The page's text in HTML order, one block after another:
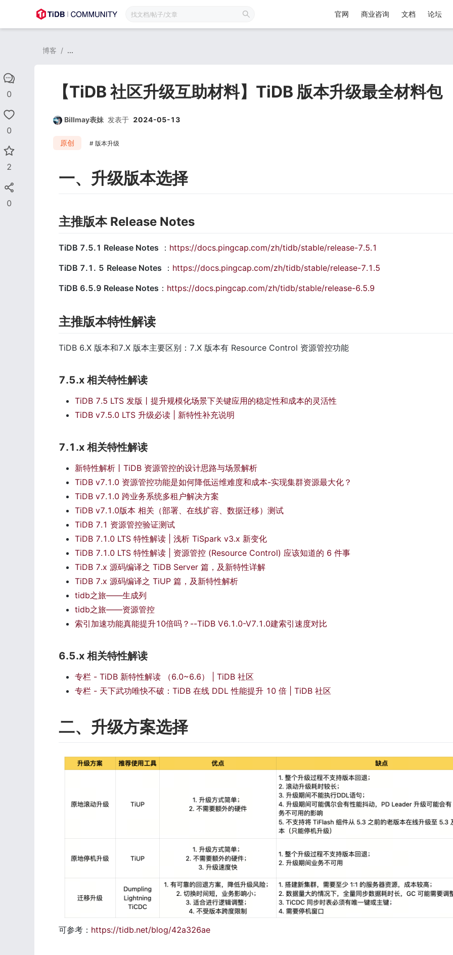
官网 商业咨询 文档 论坛
0
0
2
0
博客 / ...
【TiDB 社区升级互助材料】TiDB 版本升级最全材料包
Billmay表妹 发表于 2024-05-13
原创 版本升级
一、升级版本选择
主推版本 Release Notes
TiDB 7.5.1 Release Notes ： https://docs.pingcap.com/zh/tidb/stable/release-7.5.1
TiDB 7.1. 5 Release Notes ： https://docs.pingcap.com/zh/tidb/stable/release-7.1.5
TiDB 6.5.9 Release Notes ： https://docs.pingcap.com/zh/tidb/stable/release-6.5.9
主推版本特性解读
TiDB 6.X 版本和7.X 版本主要区别：7.X 版本有 Resource Control 资源管控功能
7.5.x 相关特性解读
TiDB 7.5 LTS 发版丨提升规模化场景下关键应用的稳定性和成本的灵活性
TiDB v7.5.0 LTS 升级必读 | 新特性补充说明
7.1.x 相关特性解读
新特性解析丨TiDB 资源管控的设计思路与场景解析
TiDB v7.1.0 资源管控功能是如何降低运维难度和成本-实现集群资源最大化？
TiDB v7.1.0 跨业务系统多租户解决方案
TiDB v7.1.0版本 相关（部署、在线扩容、数据迁移）测试
TiDB 7.1 资源管控验证测试
TiDB 7.1.0 LTS 特性解读 | 浅析 TiSpark v3.x 新变化
TiDB 7.1.0 LTS 特性解读 | 资源管控 (Resource Control) 应该知道的 6 件事
TiDB 7.x 源码编译之 TiDB Server 篇，及新特性详解
TiDB 7.x 源码编译之 TiUP 篇，及新特性解析
tidb之旅——生成列
tidb之旅——资源管控
索引加速功能真能提升10倍吗？--TiDB V6.1.0-V7.1.0建索引速度对比
6.5.x 相关特性解读
专栏 - TiDB 新特性解读 （6.0~6.6） | TiDB 社区
专栏 - 天下武功唯快不破：TiDB 在线 DDL 性能提升 10 倍 | TiDB 社区
二、升级方案选择
可参考： https://tidb.net/blog/42a326ae